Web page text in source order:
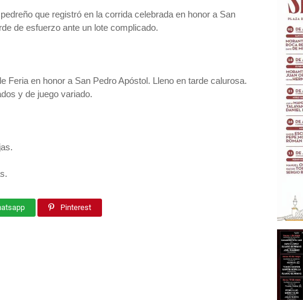
que registró en la corrida celebrada en honor a San
de esfuerzo ante un lote complicado.
Feria en honor a San Pedro Apóstol. Lleno en tarde calurosa.
y de juego variado.
Pinterest